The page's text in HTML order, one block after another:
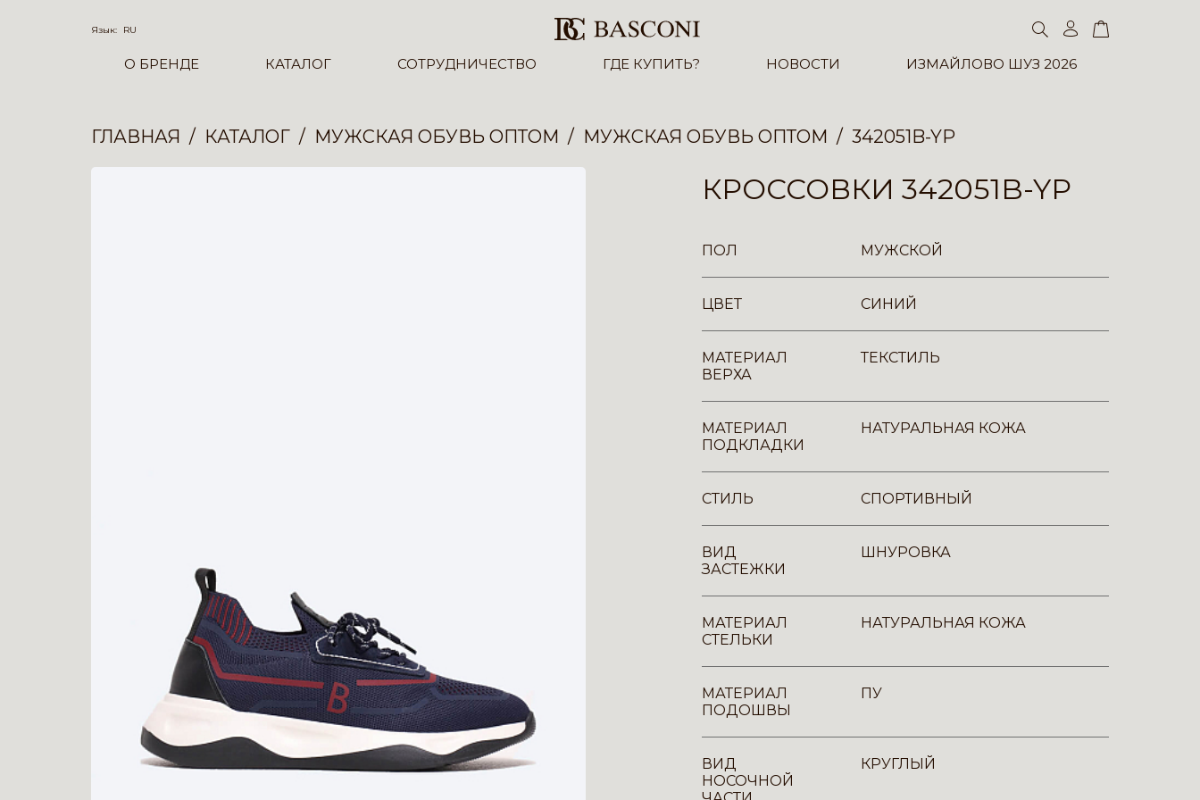
Язык: RU
О БРЕНДЕ КАТАЛОГ СОТРУДНИЧЕСТВО ГДЕ КУПИТЬ? НОВОСТИ ИЗМАЙЛОВО ШУЗ 2026
ГЛАВНАЯ КАТАЛОГ МУЖСКАЯ ОБУВЬ ОПТОМ МУЖСКАЯ ОБУВЬ ОПТОМ 342051B-YP
КРОССОВКИ 342051B-YP
ПОЛ МУЖСКОЙ
ЦВЕТ СИНИЙ
МАТЕРИАЛ
ВЕРХА
ТЕКСТИЛЬ
МАТЕРИАЛ
ПОДКЛАДКИ
НАТУРАЛЬНАЯ КОЖА
СТИЛЬ СПОРТИВНЫЙ
ВИД
ЗАСТЕЖКИ
ШНУРОВКА
МАТЕРИАЛ
СТЕЛЬКИ
НАТУРАЛЬНАЯ КОЖА
МАТЕРИАЛ
ПОДОШВЫ
ПУ
ВИД
НОСОЧНОЙ
КРУГЛЫЙ